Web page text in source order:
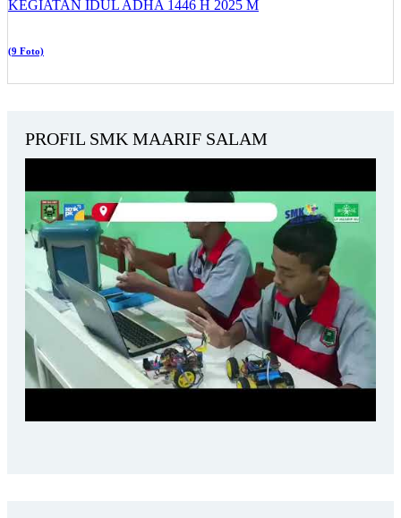
KEGIATAN IDUL ADHA 1446 H 2025 M
(9 Foto)
PROFIL SMK MAARIF SALAM